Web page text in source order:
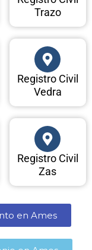
Trazo
Registro Civil
Vedra
Registro Civil
Zas
en Ames​